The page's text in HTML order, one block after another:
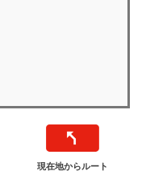
現在地からルート